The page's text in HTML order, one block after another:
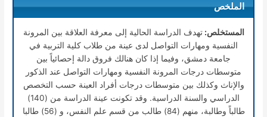
الملخص
المستخلص:تهدف الدراسة الحالية إلى معرفة العلاقة بين المرونة
النفسية ومهارات التواصل لدى عينة من طلاب كلية التربية في
جامعة دمشق، وفيما إذا كان هنالك فروق دالة إحصائياً بين
متوسطات درجات المرونة النفسية ومهارات التواصل عند الذكور
والإناث وكذلك بين متوسطات درجات أفراد العينة حسب التخصص
الدراسي والسنة الدراسية. وقد تكونت عينة الدراسة من (140)
طالباً وطالبة، منهم (84) طالب من قسم علم النفس، و (56) طالبا